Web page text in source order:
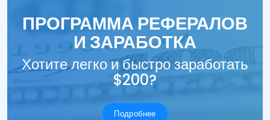
ПРОГРАММА РЕФЕРАЛОВ
И ЗАРАБОТКА
Хотите легко и быстро заработать
$200?
Подробнее